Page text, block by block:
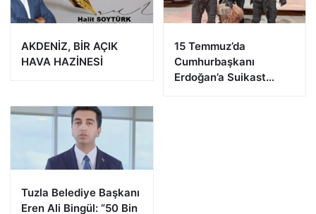
AKDENİZ, BİR AÇIK
HAVA HAZİNESİ
15 Temmuz’da
Cumhurbaşkanı
Erdoğan’a Suikast
Tuzla Belediye Başkanı
Eren Ali Bingül: “50 Bin